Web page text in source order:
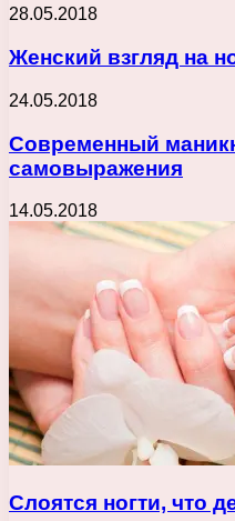
28.05.2018
Женский взгляд на
24.05.2018
Современный
самовыражения
14.05.2018
Слоятся ногти, что